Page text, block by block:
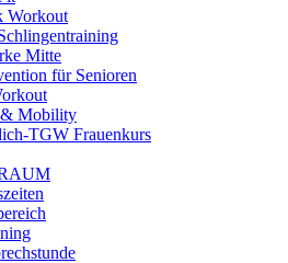
Workout
Mitte
für Senioren
& Mobility
TGW Frauenkurs